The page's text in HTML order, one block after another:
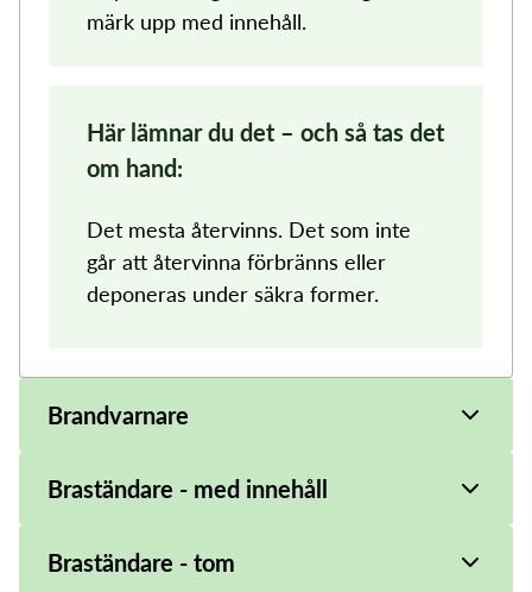
märk upp med innehåll.
Här lämnar du det – och så tas det
om hand:
Det mesta återvinns. Det som inte
går att återvinna förbränns eller
deponeras under säkra former.
Brandvarnare
Braständare - med innehåll
Braständare - tom